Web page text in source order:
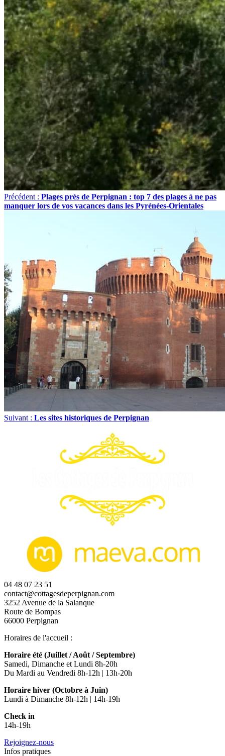
Précédent : Plages près de Perpignan : top 7 des plages à ne pas
manquer lors de vos vacances dans les Pyrénées-Orientales
Suivant : Les sites historiques de Perpignan
04 48 07 23 51
contact@cottagesdeperpignan.com
3252 Avenue de la Salanque
Route de Bompas
66000 Perpignan
Horaires de l'accueil :
Horaire été (Juillet / Août / Septembre)
Samedi, Dimanche et Lundi 8h-20h
Du Mardi au Vendredi 8h-12h | 13h-20h
Horaire hiver (Octobre à Juin)
Lundi à Dimanche 8h-12h | 14h-19h
Check in
14h-19h
Rejoignez-nous
Infos pratiques